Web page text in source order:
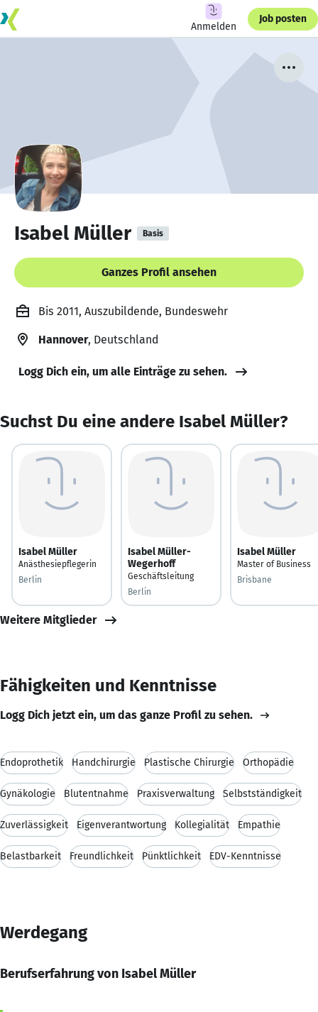
Anmelden
Job posten
Isabel Müller Basis
Ganzes Profil ansehen
Bis 2011, Auszubildende, Bundeswehr
Hannover, Deutschland
Logg Dich ein, um alle Einträge zu sehen.
Suchst Du eine andere Isabel Müller?
Isabel Müller
Anästhesiepflegerin
Berlin
Isabel Müller-
Wegerhoff
Geschäftsleitung
Berlin
Isabel Müller
Master of Business
Brisbane
Weitere Mitglieder
Fähigkeiten und Kenntnisse
Logg Dich jetzt ein, um das ganze Profil zu sehen.
Endoprothetik Handchirurgie Plastische Chirurgie Orthopädie
Gynäkologie Blutentnahme Praxisverwaltung Selbstständigkeit
Zuverlässigkeit Eigenverantwortung Kollegialität Empathie
Belastbarkeit Freundlichkeit Pünktlichkeit EDV-Kenntnisse
Werdegang
Berufserfahrung von Isabel Müller